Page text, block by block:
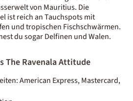
von Mauritius. Die
ist reich an Tauchspots mit
und tropischen Fischschwärmen.
du sogar Delfinen und Walen.
The Ravenala Attitude
American Express, Mastercard,